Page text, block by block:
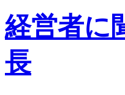
経営者に
長